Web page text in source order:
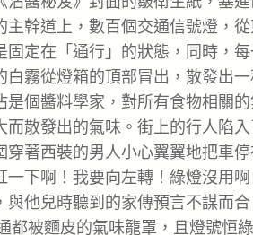
主幹道上，數百個交通信號燈，
固定在「通行」的狀態，同時，
白霧從燈箱的頂部冒出，散發出
是個醬料學家，對所有食物相關
而散發出的氣味。街上的行人陷
穿著西裝的男人小心翼翼地把車
下啊！我要向左轉！綠燈沒用
與他兒時聽到的家傳預言不謀而
都被麵皮的氣味籠罩，且燈號恒